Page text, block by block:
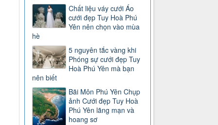
Chất liệu váy cưới Áo
cưới đẹp Tuy Hoà Phú
Yên nên chọn vào mùa
hè
5 nguyên tắc vàng khi
Phóng sự cưới đẹp Tuy
Hoà Phú Yên mà bạn
nên biết
Bãi Môn Phú Yên Chụp
ảnh Cưới đẹp Tuy Hoà
Phú Yên lãng mạn và
hoang sơ